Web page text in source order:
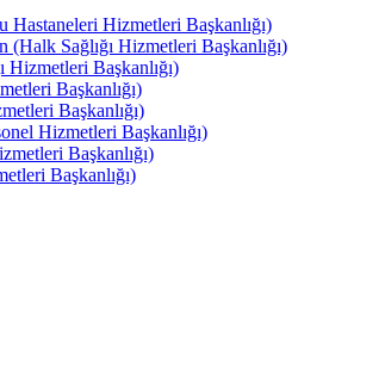
Hizmetleri Başkanlığı)
Sağlığı Hizmetleri Başkanlığı)
Başkanlığı)
Başkanlığı)
Başkanlığı)
Hizmetleri Başkanlığı)
Başkanlığı)
Başkanlığı)